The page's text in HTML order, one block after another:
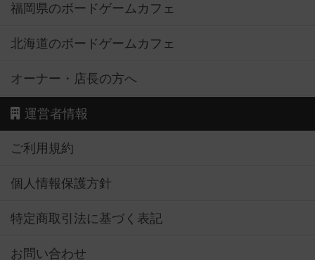
福岡県のボードゲームカフェ
北海道のボードゲームカフェ
オーナー・店長の方へ
運営者情報
ご利用規約
個人情報保護方針
特定商取引法に基づく表記
お問い合わせ